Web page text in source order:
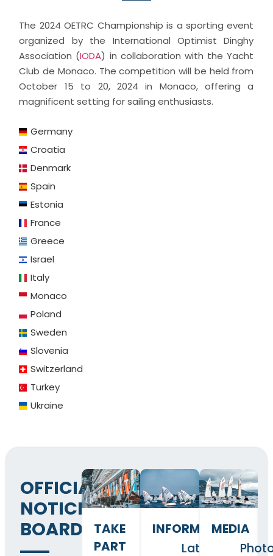
The 2024 OETRC Championship is a sporting event
organized by the International Optimist Dinghy
Association (IODA) in collaboration with the Yacht
Club de Monaco. The competition will be held from
October 15 to 20, 2024 in Monaco, offering a
magnificent setting for sailing enthusiasts.
Germany
Croatia
Denmark
Spain
Estonia
France
Greece
Israel
Italy
Monaco
Poland
Sweden
Slovenia
Switzerland
Turkey
Ukraine
OFFICIAL
NOTICE
BOARD
TAKE
PART
INFORMATION
Latest
MEDIA